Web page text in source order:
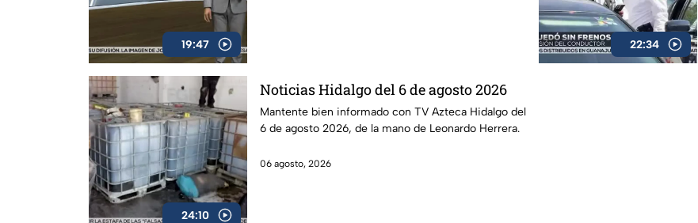
19:47 22:34
24:10
Noticias Hidalgo del 6 de agosto 2026
Mantente bien informado con TV Azteca Hidalgo del
6 de agosto 2026, de la mano de Leonardo Herrera.
06 agosto, 2026